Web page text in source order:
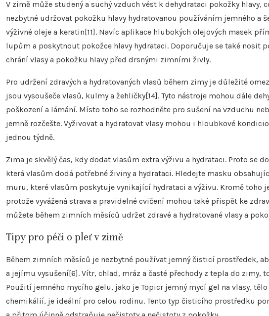
V zimě může studený a suchý vzduch vést k dehydrataci pokožky hlavy,
nezbytné udržovat pokožku hlavy hydratovanou používáním jemného a
výživné oleje a keratin[11]. Navíc aplikace hlubokých olejových masek
lupům a poskytnout pokožce hlavy hydrataci. Doporučuje se také nosit
chrání vlasy a pokožku hlavy před drsnými zimními živly.
Pro udržení zdravých a hydratovaných vlasů během zimy je důležité
jsou vysoušeče vlasů, kulmy a žehličky[14]. Tyto nástroje mohou dále
poškození a lámání. Místo toho se rozhodněte pro sušení na vzduchu
jemně rozčešte. Vyživovat a hydratovat vlasy mohou i hloubkové
jednou týdně.
Zima je skvělý čas, kdy dodat vlasům extra výživu a hydrataci. Proto se
která vlasům dodá potřebné živiny a hydrataci. Hledejte masku
muru, které vlasům poskytuje vynikající hydrataci a výživu. Kromě toho
protože vyvážená strava a pravidelné cvičení mohou také přispět ke
můžete během zimních měsíců udržet zdravé a hydratované vlasy a
Tipy pro péči o pleť v zimě
Během zimních měsíců je nezbytné používat jemný čisticí prostředek,
a jejímu vysušení[6]. Vítr, chlad, mráz a časté přechody z tepla do zimy,
Použití jemného mycího gelu, jako je Topicr jemný mycí gel na vlasy,
chemikálií, je ideální pro celou rodinu. Tento typ čisticího prostředku